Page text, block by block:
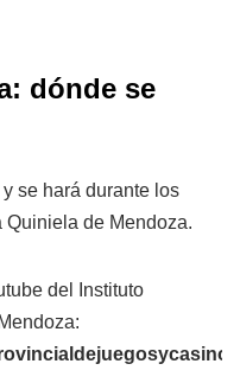
dónde se
y se hará durante los
de Mendoza.
del Instituto